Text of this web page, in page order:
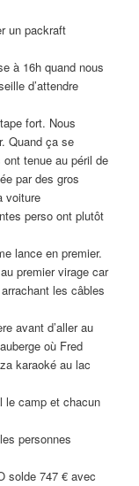
un packraft
à 16h quand nous
d’attendre
fort. Nous
Quand ça se
tenue au péril de
par des gros
voiture
perso ont plutôt
lance en premier.
premier virage car
les câbles
avant d’aller au
où Fred
karaoké au lac
le camp et chacun
personnes
solde 747 € avec